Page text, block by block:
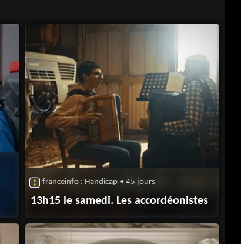
franceinfo : Handicap • 45 jours
13h15 le samedi. Les accordéonistes